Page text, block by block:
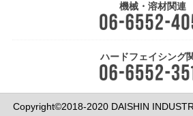
機械・溶材関連
ハードフェイシング
Copyright©2018-2020 DAISHIN